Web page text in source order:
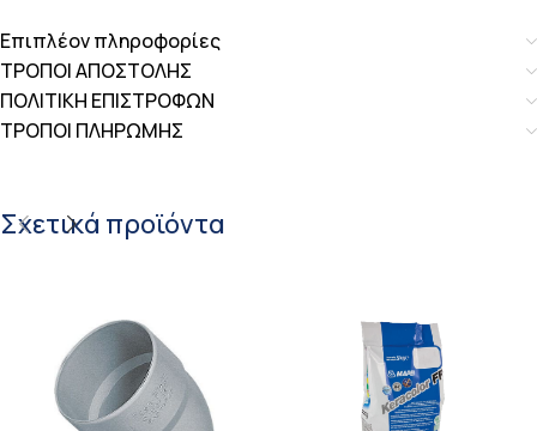
Επιπλέον πληροφορίες
ΤΡΟΠΟΙ ΑΠΟΣΤΟΛΗΣ
ΠΟΛΙΤΙΚΗ ΕΠΙΣΤΡΟΦΩΝ
ΤΡΟΠΟΙ ΠΛΗΡΩΜΗΣ
Σχετικά προϊόντα